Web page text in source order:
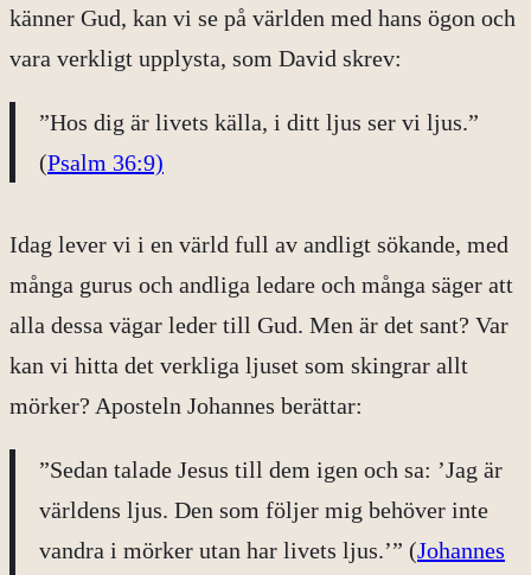
känner Gud, kan vi se på världen med hans ögon och
vara verkligt upplysta, som David skrev:
”Hos dig är livets källa, i ditt ljus ser vi ljus.”
(Psalm 36:9)
Idag lever vi i en värld full av andligt sökande, med
många gurus och andliga ledare och många säger att
alla dessa vägar leder till Gud. Men är det sant? Var
kan vi hitta det verkliga ljuset som skingrar allt
mörker? Aposteln Johannes berättar:
”Sedan talade Jesus till dem igen och sa: ’Jag är
världens ljus. Den som följer mig behöver inte
vandra i mörker utan har livets ljus.’” (Johannes